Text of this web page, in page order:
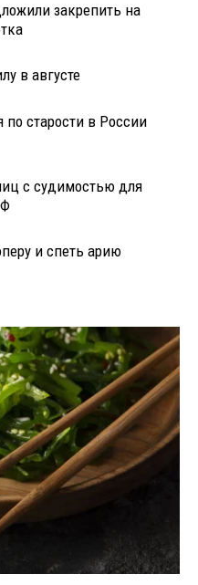
закрепить на
в августе
старости в России
с судимостью для
и спеть арию